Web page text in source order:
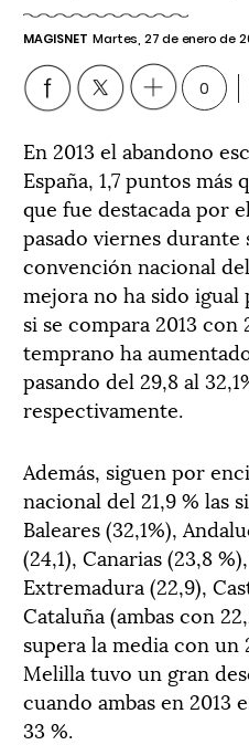
MAGISNET Martes, 27 de enero de
0
En 2013 el abandono
España, 1,7 puntos más
que fue destacada por
pasado viernes
convención nacional
mejora no ha sido
si se compara 2013 con
temprano ha
pasando del 29,8 al
respectivamente.
Además, siguen por
nacional del 21,9 % las
Baleares (32,1%),
(24,1), Canarias (23,8
Extremadura (22,9),
Cataluña (ambas con
supera la media con un
Melilla tuvo un gran
cuando ambas en 2013
33 %.